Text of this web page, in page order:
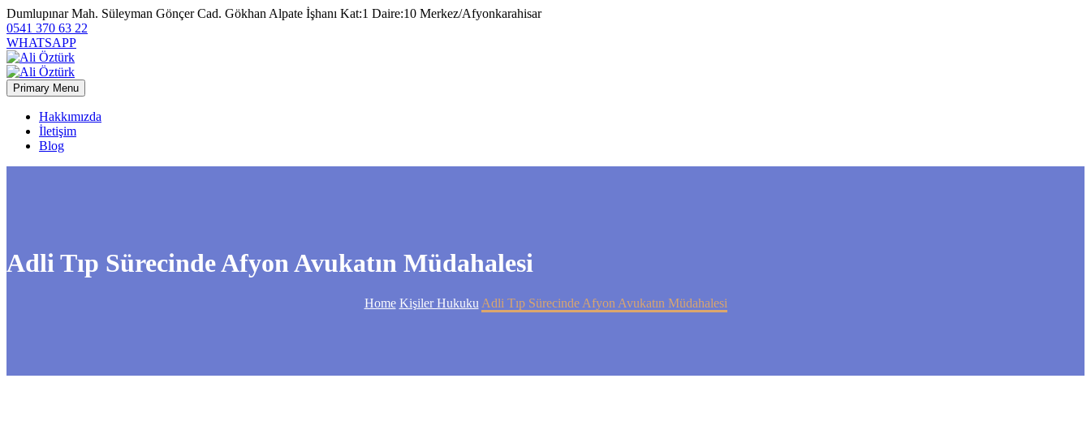
Dumlupınar Mah. Süleyman Gönçer Cad. Gökhan Alpate İşhanı Kat:1 Daire:10 Merkez/Afyonkarahisar
0541 370 63 22
WHATSAPP
Primary Menu
Hakkımızda
İletişim
Blog
Adli Tıp Sürecinde Afyon Avukatın Müdahalesi
Home Kişiler Hukuku Adli Tıp Sürecinde Afyon Avukatın Müdahalesi